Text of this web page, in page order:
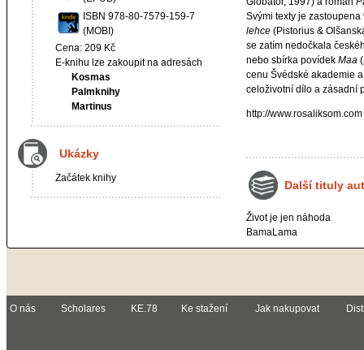
ISBN 978-80-7579-159-7
(MOBI)
Cena: 209 Kč
E-knihu lze zakoupit na adresách
Kosmas
Palmknihy
Martinus
Ukázky
Začátek knihy
Svými texty je
lehce (Pistorius &
se zatím nedočkala
nebo sbírka povídek Maa
cenu Švédské akademie
celoživotní dílo a zásadní
http://www.rosaliksom.com
Další tituly
Život je jen náhoda
BamaLama
O nás Scholares KE.78 Ke stažení Jak nakupovat